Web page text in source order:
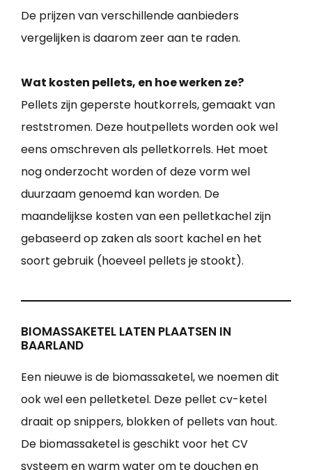
De prijzen van verschillende aanbieders
vergelijken is daarom zeer aan te raden.
Wat kosten pellets, en hoe werken ze?
Pellets zijn geperste houtkorrels, gemaakt van
reststromen. Deze houtpellets worden ook wel
eens omschreven als pelletkorrels. Het moet
nog onderzocht worden of deze vorm wel
duurzaam genoemd kan worden. De
maandelijkse kosten van een pelletkachel zijn
gebaseerd op zaken als soort kachel en het
soort gebruik (hoeveel pellets je stookt).
BIOMASSAKETEL LATEN PLAATSEN IN
BAARLAND
Een nieuwe is de biomassaketel, we noemen dit
ook wel een pelletketel. Deze pellet cv-ketel
draait op snippers, blokken of pellets van hout.
De biomassaketel is geschikt voor het CV
systeem en warm water om te douchen en